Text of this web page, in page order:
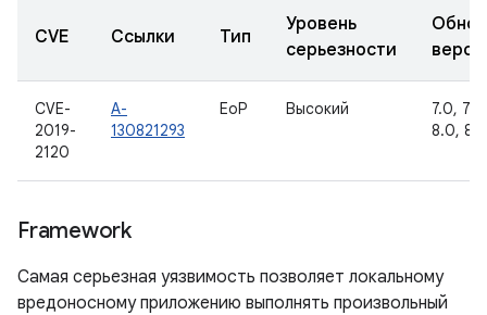
CVE Ссылки Тип
Уровень
серьезности
CVE-
2019-
2120
A-
130821293
EoP Высокий
7.0,
8.0,
Framework
Самая серьезная уязвимость позволяет локальному
вредоносному приложению выполнять произвольный